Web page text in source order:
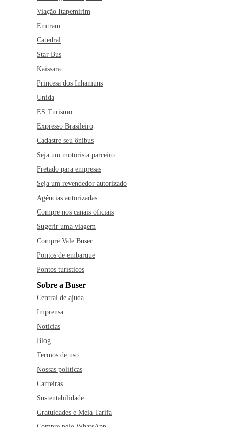
Viação Itapemirim
Emtram
Catedral
Star Bus
Kaissara
Princesa dos Inhamuns
Unida
ES Turismo
Expresso Brasileiro
Cadastre seu ônibus
Seja um motorista parceiro
Fretado para empresas
Seja um revendedor autorizado
Agências autorizadas
Compre nos canais oficiais
Sugerir uma viagem
Compre Vale Buser
Pontos de embarque
Pontos turísticos
Sobre a Buser
Central de ajuda
Imprensa
Notícias
Blog
Termos de uso
Nossas políticas
Carreiras
Sustentabilidade
Gratuidades e Meia Tarifa